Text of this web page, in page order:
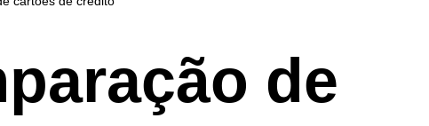
de